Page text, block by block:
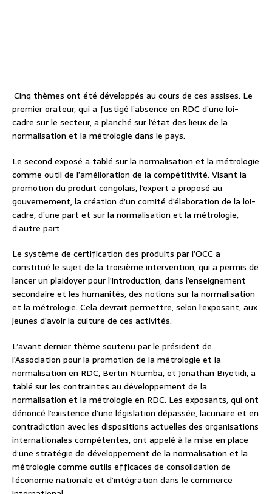
Cinq thèmes ont été développés au cours de ces assises. Le
premier orateur, qui a fustigé l’absence en RDC d’une loi-
cadre sur le secteur, a planché sur l’état des lieux de la
normalisation et la métrologie dans le pays.
Le second exposé a tablé sur la normalisation et la métrologie
comme outil de l’amélioration de la compétitivité. Visant la
promotion du produit congolais, l’expert a proposé au
gouvernement, la création d’un comité d’élaboration de la loi-
cadre, d’une part et sur la normalisation et la métrologie,
d’autre part.
Le système de certification des produits par l’OCC a
constitué le sujet de la troisième intervention, qui a permis de
lancer un plaidoyer pour l’introduction, dans l’enseignement
secondaire et les humanités, des notions sur la normalisation
et la métrologie. Cela devrait permettre, selon l’exposant, aux
jeunes d’avoir la culture de ces activités.
L’avant dernier thème soutenu par le président de
l’Association pour la promotion de la métrologie et la
normalisation en RDC, Bertin Ntumba, et Jonathan Biyetidi, a
tablé sur les contraintes au développement de la
normalisation et la métrologie en RDC. Les exposants, qui ont
dénoncé l’existence d’une législation dépassée, lacunaire et en
contradiction avec les dispositions actuelles des organisations
internationales compétentes, ont appelé à la mise en place
d’une stratégie de développement de la normalisation et la
métrologie comme outils efficaces de consolidation de
l’économie nationale et d’intégration dans le commerce